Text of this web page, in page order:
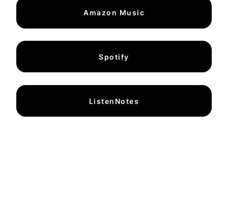
Amazon Music
Spotify
ListenNotes